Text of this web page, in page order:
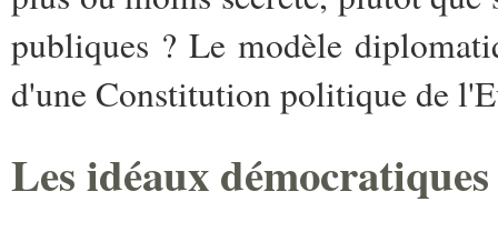
publiques ? Le modèle
d'une Constitution politique de
Les idéaux